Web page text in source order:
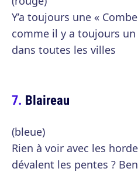
Y’a toujours une «
comme il y a toujours un
dans toutes les villes
Blaireau
(bleue)
Rien à voir avec les
dévalent les pentes ?